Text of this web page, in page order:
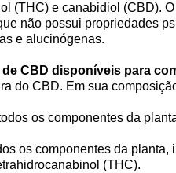
(THC) e canabidiol (CBD).
não possui propriedades
e alucinógenas.
CBD disponíveis para
do CBD. Em sua
os componentes da
os componentes da
(THC).